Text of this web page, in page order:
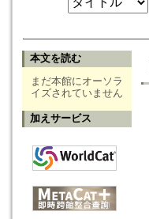
本文を読む
まだ本館にオーソラ
イズされていません
加えサービス